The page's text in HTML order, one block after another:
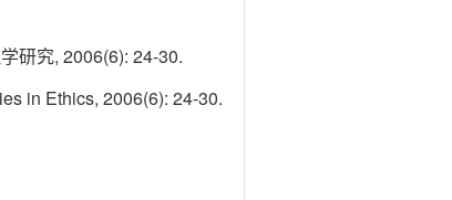
研究, 2006(6): 24-30.
in Ethics, 2006(6): 24-30.